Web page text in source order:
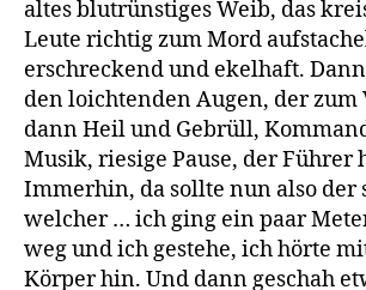
altes blutrünstiges Weib, das
Leute richtig zum Mord
erschreckend und ekelhaft.
den loichtenden Augen, der zum
dann Heil und Gebrüll,
Musik, riesige Pause, der Führer
Immerhin, da sollte nun also der
welcher … ich ging ein paar
weg und ich gestehe, ich hörte
Körper hin. Und dann geschah